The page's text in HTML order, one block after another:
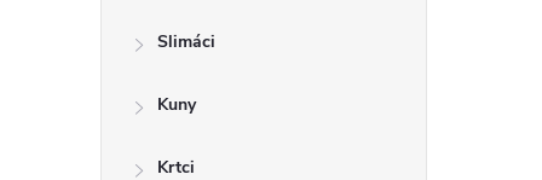
Slimáci
Kuny
Krtci